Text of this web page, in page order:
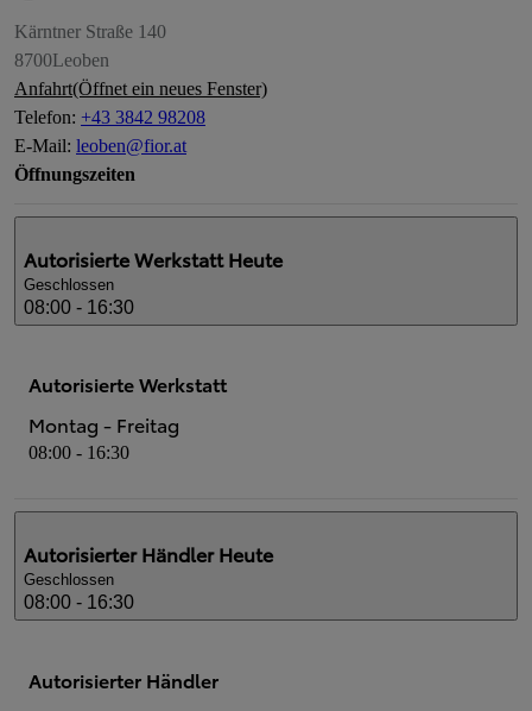
Kärntner Straße 140
8700Leoben
Anfahrt(Öffnet ein neues Fenster)
Telefon: +43 3842 98208
E-Mail: leoben@fior.at
Öffnungszeiten
Autorisierte Werkstatt Heute
Geschlossen
08:00 - 16:30
Autorisierte Werkstatt
Montag - Freitag
08:00 - 16:30
Autorisierter Händler Heute
Geschlossen
08:00 - 16:30
Autorisierter Händler